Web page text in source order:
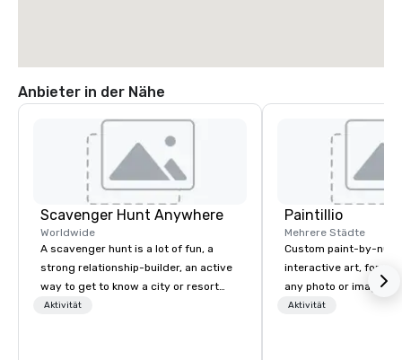
Anbieter in der Nähe
Scavenger Hunt Anywhere
Worldwide
A scavenger hunt is a lot of fun, a
strong relationship-builder, an active
way to get to know a city or resort
location and an excellent team
Aktivität
Paintillio
Mehrere Städte
Custom paint-by-
interactive art, for
any photo or image
by-number kits of
Aktivität